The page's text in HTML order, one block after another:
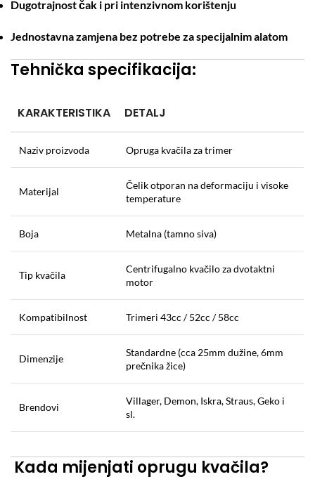
Dugotrajnost čak i pri intenzivnom korištenju
Jednostavna zamjena bez potrebe za specijalnim alatom
Tehnička specifikacija:
KARAKTERISTIKA DETALJ
Naziv proizvoda Opruga kvačila za trimer
Materijal
Čelik otporan na deformaciju i visoke
temperature
Boja Metalna (tamno siva)
Tip kvačila
Centrifugalno kvačilo za dvotaktni
motor
Kompatibilnost Trimeri 43cc / 52cc / 58cc
Dimenzije
Standardne (cca 25mm dužine, 6mm
prečnika žice)
Brendovi
Villager, Demon, Iskra, Straus, Geko i
sl.
Kada mijenjati oprugu kvačila?